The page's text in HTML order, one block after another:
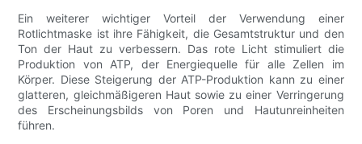
Ein weiterer wichtiger Vorteil der Verwendung einer
Rotlichtmaske ist ihre Fähigkeit, die Gesamtstruktur und den
Ton der Haut zu verbessern. Das rote Licht stimuliert die
Produktion von ATP, der Energiequelle für alle Zellen im
Körper. Diese Steigerung der ATP-Produktion kann zu einer
glatteren, gleichmäßigeren Haut sowie zu einer Verringerung
des Erscheinungsbilds von Poren und Hautunreinheiten
führen.